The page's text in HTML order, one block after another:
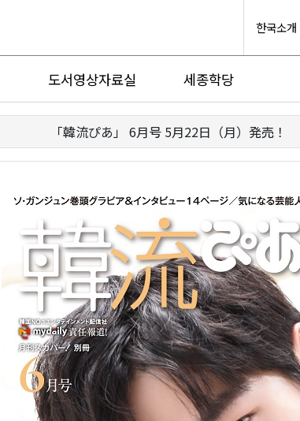
한국소개
도서영상자료실 세종학당
「韓流ぴあ」 6月号 5月22日（月）発売！